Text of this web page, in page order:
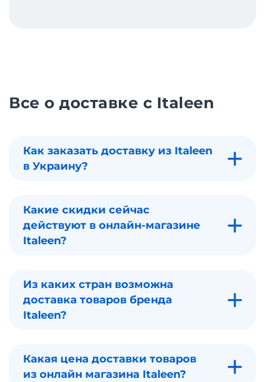
Все о доставке с Italeen
Как заказать доставку из Italeen
в Украину?
Какие скидки сейчас
действуют в онлайн-магазине
Italeen?
Из каких стран возможна
доставка товаров бренда
Italeen?
Какая цена доставки товаров
из онлайн магазина Italeen?